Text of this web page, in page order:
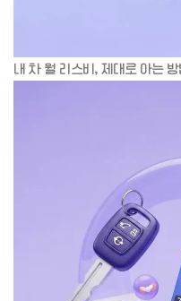
내 차 월 리스비, 제대로 아는